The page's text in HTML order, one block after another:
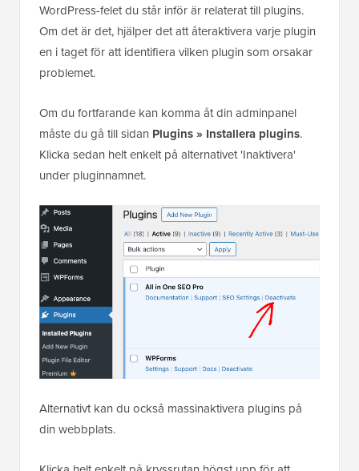
WordPress-felet du står inför är relaterat till plugins.
Om det är det, hjälper det att återaktivera varje plugin
en i taget för att identifiera vilken plugin som orsakar
problemet.
Om du fortfarande kan komma åt din adminpanel
måste du gå till sidan Plugins » Installera plugins.
Klicka sedan helt enkelt på alternativet 'Inaktivera'
under pluginnamnet.
Alternativt kan du också massinaktivera plugins på
din webbplats.